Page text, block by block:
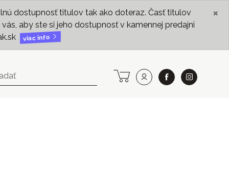
dostupnosť titulov tak ako doteraz. Časť titulov
aby ste si jeho dostupnosť v kamennej predajni
viac info
×